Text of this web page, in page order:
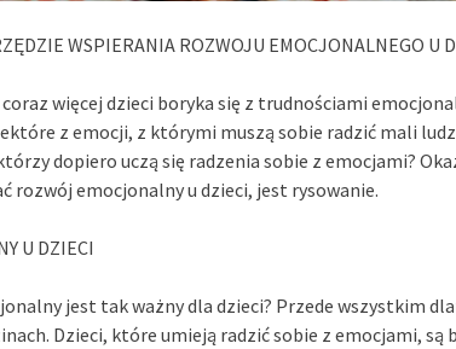
WSPIERANIA ROZWOJU EMOCJONALNEGO U
coraz więcej dzieci boryka się z trudnościami
z emocji, z którymi muszą sobie radzić mali
dopiero uczą się radzenia sobie z emocjami?
rozwój emocjonalny u dzieci, jest rysowanie.
U DZIECI
jest tak ważny dla dzieci? Przede wszystkim
Dzieci, które umieją radzić sobie z emocjami, są